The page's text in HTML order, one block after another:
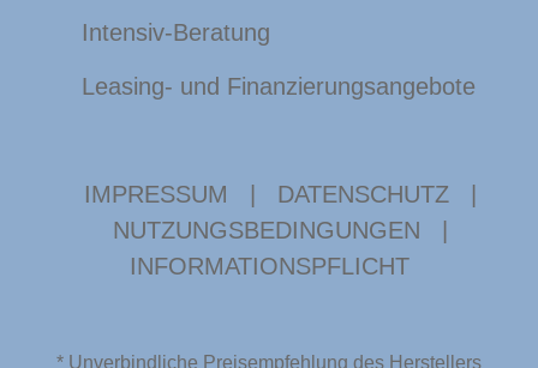
Intensiv-Beratung
Leasing- und Finanzierungsangebote
IMPRESSUM DATENSCHUTZ
NUTZUNGSBEDINGUNGEN
INFORMATIONSPFLICHT
* Unverbindliche Preisempfehlung des Herstellers